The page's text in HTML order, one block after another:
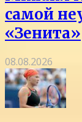
самой
«Зенита»
08.08.2026